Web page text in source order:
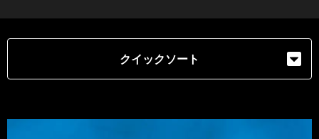
クイックソート